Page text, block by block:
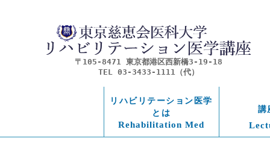
〒105-8471 東京都港区西新橋3-19-18
TEL 03-3433-1111（代）
リハビリテーション医学
とは
Rehabilitation Med
講